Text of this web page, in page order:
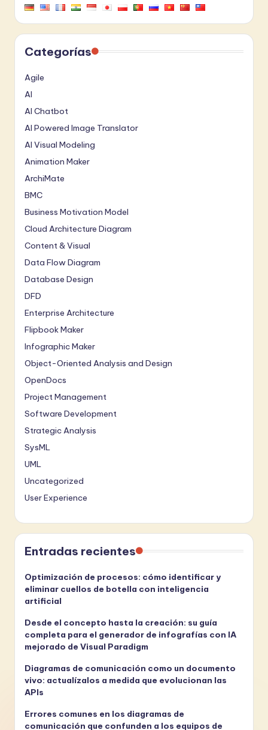
Categorías
Agile
AI
AI Chatbot
AI Powered Image Translator
AI Visual Modeling
Animation Maker
ArchiMate
BMC
Business Motivation Model
Cloud Architecture Diagram
Content & Visual
Data Flow Diagram
Database Design
DFD
Enterprise Architecture
Flipbook Maker
Infographic Maker
Object-Oriented Analysis and Design
OpenDocs
Project Management
Software Development
Strategic Analysis
SysML
UML
Uncategorized
User Experience
Entradas recientes
Optimización de procesos: cómo identificar y
eliminar cuellos de botella con inteligencia
artificial
Desde el concepto hasta la creación: su guía
completa para el generador de infografías con IA
mejorado de Visual Paradigm
Diagramas de comunicación como un documento
vivo: actualízalos a medida que evolucionan las
APIs
Errores comunes en los diagramas de
comunicación que confunden a los equipos de